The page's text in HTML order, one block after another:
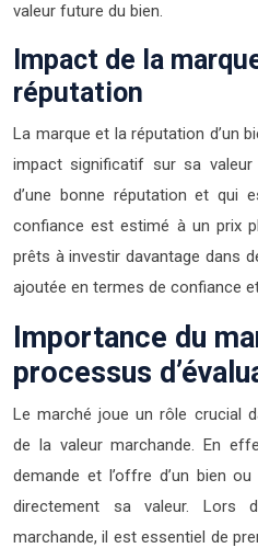
valeur future du bien.
Impact de la
réputation
La marque et la réputation d’un
impact significatif sur sa
d’une bonne réputation et qui
confiance est estimé à un prix
prêts à investir davantage dans
ajoutée en termes de confiance
Importance du
processus
Le marché joue un rôle crucial
de la valeur marchande. En
demande et l’offre d’un bien
directement sa valeur. Lors
marchande, il est essentiel de